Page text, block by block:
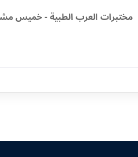
مختبرات العرب الطبية - خميس